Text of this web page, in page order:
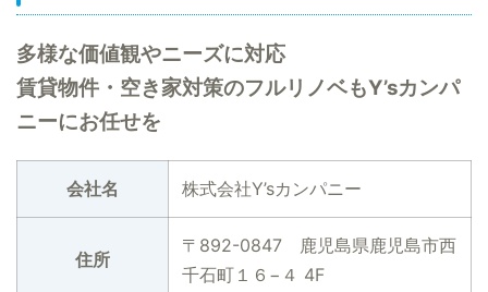
多様な価値観やニーズに対応
賃貸物件・空き家対策のフルリノベもY’sカンパ
ニーにお任せを
会社名 株式会社Y’sカンパニー
住所
〒892-0847 鹿児島県鹿児島市西
千石町１６−４ 4F